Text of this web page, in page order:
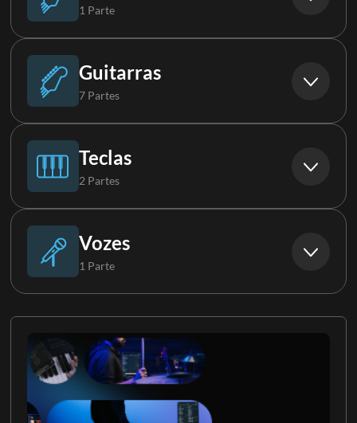
1 Parte
Baixo
Guitarras
7 Partes
Violão
Guitarra
Teclas
2 Partes
Piano
Vozes
1 Parte